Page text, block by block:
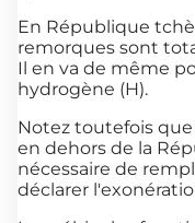
En République
remorques sont
Il en va de même
hydrogène (H).
Notez toutefois
en dehors de la
nécessaire de
déclarer